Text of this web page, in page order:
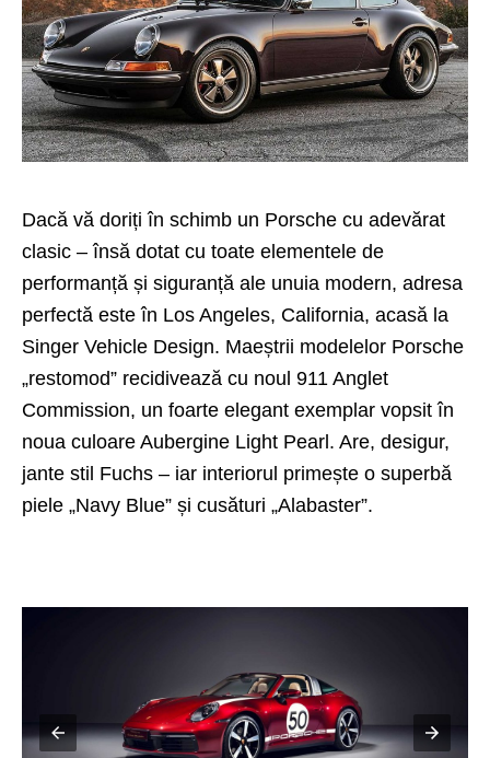
Dacă vă doriți în schimb un Porsche cu adevărat
clasic – însă dotat cu toate elementele de
performanță și siguranță ale unuia modern, adresa
perfectă este în Los Angeles, California, acasă la
Singer Vehicle Design. Maeștrii modelelor Porsche
„restomod” recidivează cu noul 911 Anglet
Commission, un foarte elegant exemplar vopsit în
noua culoare Aubergine Light Pearl. Are, desigur,
jante stil Fuchs – iar interiorul primește o superbă
piele „Navy Blue” și cusături „Alabaster”.